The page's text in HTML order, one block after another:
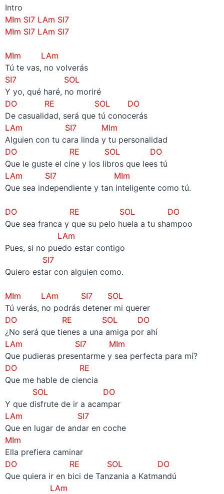
Intro
MIm SI7 LAm SI7
MIm SI7 LAm SI7
MIm LAm
Tú te vas, no volverás
SI7 SOL
Y yo, qué haré, no moriré
DO RE SOL DO
De casualidad, será que tú conocerás
LAm SI7 MIm
Alguien con tu cara linda y tu personalidad
DO RE SOL DO
Que le guste el cine y los libros que lees tú
LAm SI7MIm
Que sea independiente y tan inteligente como tú.
DO RE SOL DO
Que sea franca y que su pelo huela a tu shampoo
LAm
Pues, si no puedo estar contigo
SI7
Quiero estar con alguien como.
MIm LAm SI7 SOL
Tú verás, no podrás detener mi querer
DO RE SOL DO
¿No será que tienes a una amiga por ahí
LAm SI7 MIm
Que pudieras presentarme y sea perfecta para mí?
DO RE
Que me hable de ciencia
SOL DO
Y que disfrute de ir a acampar
LAm SI7
Que en lugar de andar en coche
MIm
Ella prefiera caminar
DO RE SOL DO
Que quiera ir en bici de Tanzania a Katmandú
LAm